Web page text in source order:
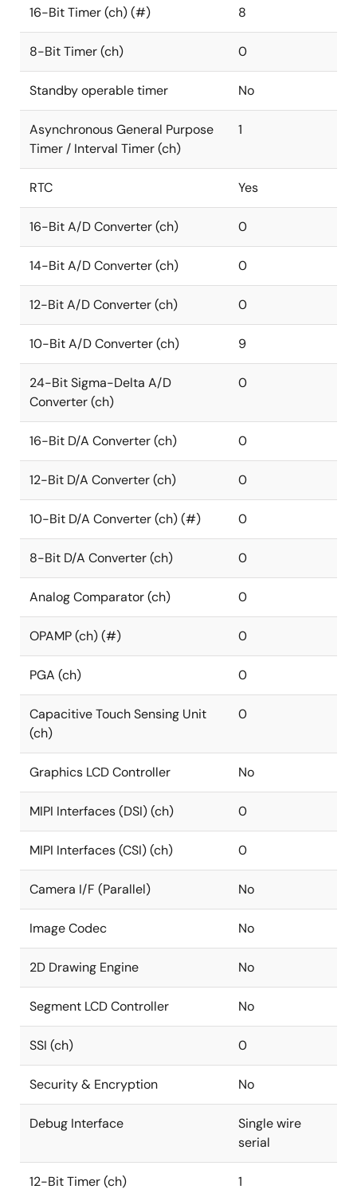
16-Bit Timer (ch) (#) 8
8-Bit Timer (ch) 0
Standby operable timer No
Asynchronous General Purpose
Timer / Interval Timer (ch)
1
RTC Yes
16-Bit A/D Converter (ch) 0
14-Bit A/D Converter (ch) 0
12-Bit A/D Converter (ch) 0
10-Bit A/D Converter (ch) 9
24-Bit Sigma-Delta A/D
Converter (ch)
0
16-Bit D/A Converter (ch) 0
12-Bit D/A Converter (ch) 0
10-Bit D/A Converter (ch) (#) 0
8-Bit D/A Converter (ch) 0
Analog Comparator (ch) 0
OPAMP (ch) (#) 0
PGA (ch) 0
Capacitive Touch Sensing Unit
(ch)
0
Graphics LCD Controller No
MIPI Interfaces (DSI) (ch) 0
MIPI Interfaces (CSI) (ch) 0
Camera I/F (Parallel) No
Image Codec No
2D Drawing Engine No
Segment LCD Controller No
SSI (ch) 0
Security & Encryption No
Debug Interface
Single wire
serial
12-Bit Timer (ch) 1